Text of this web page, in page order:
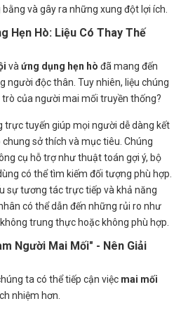
và gây ra những xung đột lợi ích.
Hẹn Hò: Liệu Có Thay Thế
và ứng dụng hẹn hò đã mang đến
người độc thân. Tuy nhiên, liệu chúng
của người mai mối truyền thống?
trực tuyến giúp mọi người dễ dàng kết
sở thích và mục tiêu. Chúng
cụ hỗ trợ như thuật toán gợi ý, bộ
có thể tìm kiếm đối tượng phù hợp.
sự tương tác trực tiếp và khả năng
có thể dẫn đến những rủi ro như
trung thực hoặc không phù hợp.
Người Mai Mối" - Nên Giải
ta có thể tiếp cận việc mai mối
nhiệm hơn.